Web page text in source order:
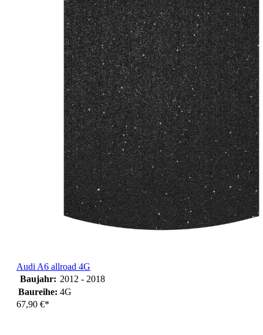
Audi A6 allroad 4G
Baujahr: 2012 - 2018
Baureihe: 4G
67,90 €*